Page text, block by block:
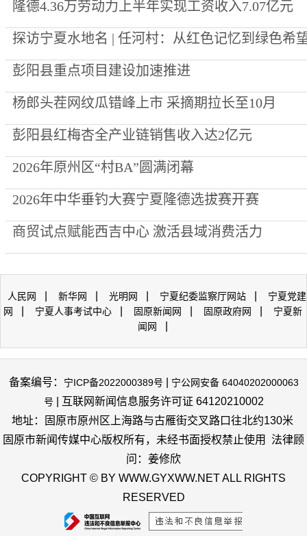
隆德4.36万劳动力上半年实现工资收入7.07亿元
探访宁夏水地名 | 任河村：从红色记忆到绿色希
彭阳县重点项目建设加速推进
杨郎头茬网纹瓜错峰上市 采摘期拉长至10月
彭阳县红梅杏全产业链销售收入达2亿元
2026年原州区“村BA”圆满闭幕
2026年中华垂钓大赛宁夏隆德选拔赛开赛
商贸试点赋能西吉中心 激活县域消费活力
人民网 新华网 光明网 宁夏纪委监察厅网站
宁夏党建
网
宁夏人事考试中心 固原新闻网 固原政府网
宁夏新
闻网
备案编号： 宁ICP备2022000389号
宁公网安备 64040202000063
号 | 互联网新闻信息服务许可证 64120210002
地址：固原市原州区上海路与古雁街交叉路口往北约130米
固原市新闻传媒中心版权所有，未经书面授权禁止使用 法律顾
问：姜修欣
COPYRIGHT © BY WWW.GYXWW.NET ALL RIGHTS
RESERVED